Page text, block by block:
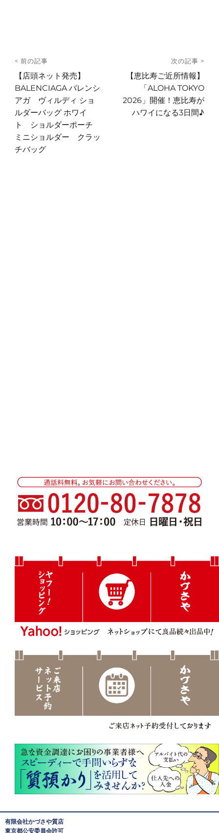
投
稿
ナ
ビ
ゲ
ー
シ
< 前の記事
前
の
投
稿:
【店頭ネット発売】
BALENCIAGA バレンシ
アガ ヴィルディ ショ
ルダーバッグ ホワイ
ト ショルダーポーチ
ミニショルダー クラッ
チバッグ
次の記事 >
投
【恵比寿ご近所情報】
「ALOHA TOKYO
2026」開催！恵比寿が
ハワイになる3日間♪
有限会社かづさや質店
東京都公安委員会許可